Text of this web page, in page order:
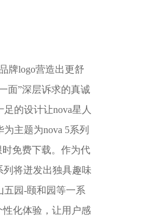
牌logo营造出更舒
面”深层诉求的真诚
的设计让nova星人
主题为nova 5系列
时免费下载。作为代
列将迸发出独具趣味
五园-颐和园等一系
化体验，让用户感